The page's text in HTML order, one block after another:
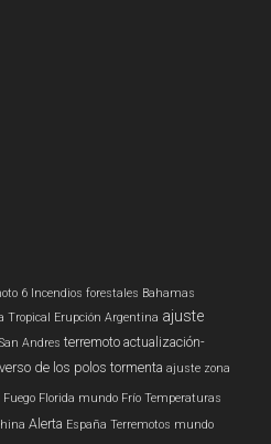
6 Incendios forestales Bahamas
Tropical Erupción Argentina ajuste
Andres terremoto actualización-
de los polos tormenta ajuste zona
Fuego Florida mundo Frío Temperaturas
Alerta España Terremotos mundo